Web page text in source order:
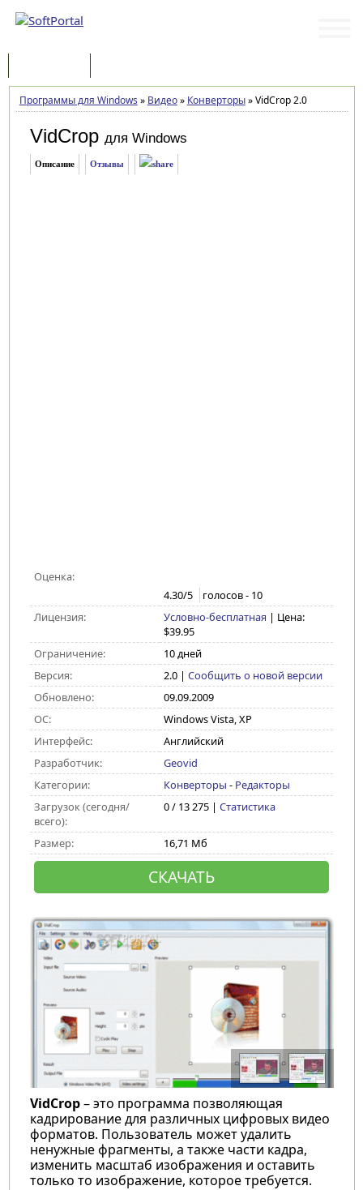
Программы для Windows » Видео» Конверторы»VidCrop 2.0
VidCrop для Windows
Описание Отзывы
Оценка:
4.30/5 голосов - 10
Лицензия:
Условно-бесплатная | Цена:
$39.95
Ограничение:
10 дней
Версия:
2.0| Сообщить о новой версии
Обновлено:
09.09.2009
ОС:
Windows Vista, XP
Интерфейс:
Английский
Разработчик:
Geovid
Категории:
Конверторы - Редакторы
Загрузок (сегодня/
всего):
0 / 13 275 | Статистика
Размер: 16,71 Мб
СКАЧАТЬ
VidCrop– это программа позволяющая
кадрирование для различных цифровых видео
форматов. Пользователь может удалить
ненужные фрагменты, а также части кадра,
изменить масштаб изображения и оставить
только то изображение, которое требуется.